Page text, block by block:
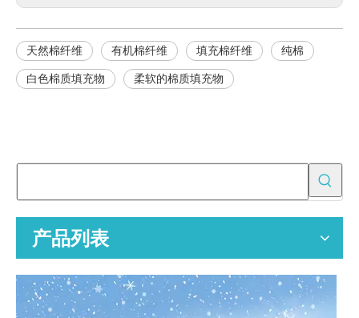
天然棉纤维 有机棉纤维 填充棉纤维 纯棉
白色棉质填充物 柔软的棉质填充物
产品列表